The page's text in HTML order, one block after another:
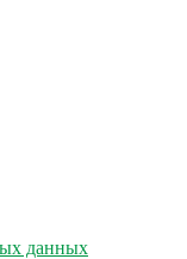
данных